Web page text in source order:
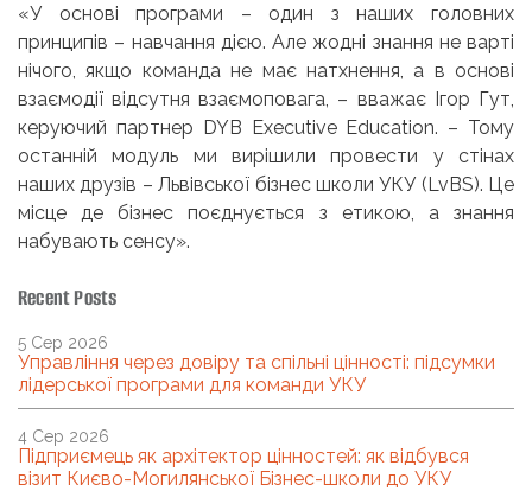
«У основі програми – один з наших головних
принципів – навчання дією. Але жодні знання не варті
нічого, якщо команда не має натхнення, а в основі
взаємодії відсутня взаємоповага, – вважає Ігор Гут,
керуючий партнер DYB Executive Education. – Тому
останній модуль ми вирішили провести у стінах
наших друзів – Львівської бізнес школи УКУ (LvBS). Це
місце де бізнес поєднується з етикою, а знання
набувають сенсу».
Recent Posts
Управління через довіру та спільні цінності: підсумки
лідерської програми для команди УКУ
5 Сер 2026
Підприємець як архітектор цінностей: як відбувся
візит Києво-Могилянської Бізнес-школи до УКУ
4 Сер 2026